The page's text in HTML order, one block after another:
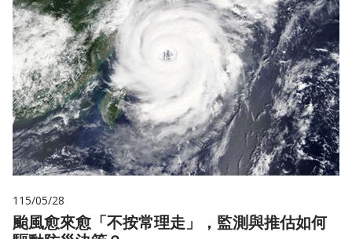
115/05/28
颱風愈來愈「不按常理走」，監測與推估如何